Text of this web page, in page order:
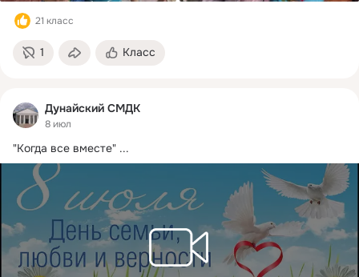
21 класс
1 Класс
Дунайский СМДК
8 июл
"Когда все вместе" ...